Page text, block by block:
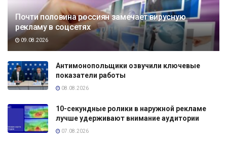
Почти половина россиян замечает вирусную
рекламу в соцсетях
09.08.2026
Антимонопольщики озвучили ключевые
показатели работы
08.08.2026
10-секундные ролики в наружной рекламе
лучше удерживают внимание аудитории
07.08.2026